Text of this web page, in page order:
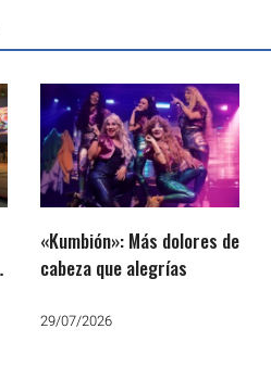
«Kumbión»: Más dolores de
cabeza que alegrías
29/07/2026